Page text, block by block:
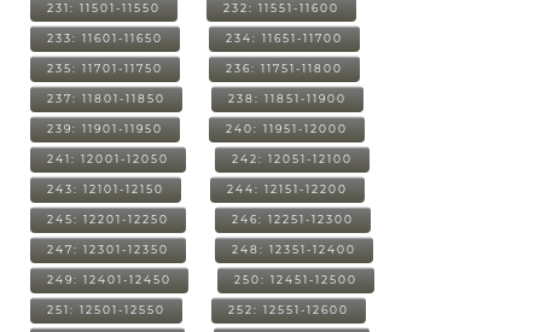
231: 11501-11550 232: 11551-11600
233: 11601-11650 234: 11651-11700
235: 11701-11750 236: 11751-11800
237: 11801-11850 238: 11851-11900
239: 11901-11950 240: 11951-12000
241: 12001-12050 242: 12051-12100
243: 12101-12150 244: 12151-12200
245: 12201-12250 246: 12251-12300
247: 12301-12350 248: 12351-12400
249: 12401-12450 250: 12451-12500
251: 12501-12550 252: 12551-12600